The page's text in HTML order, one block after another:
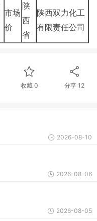
市场
价
陕
西
省
陕西双力化工
有限责任公司
收藏 0 分享12
2026-08-10
2026-08-06
2026-08-05